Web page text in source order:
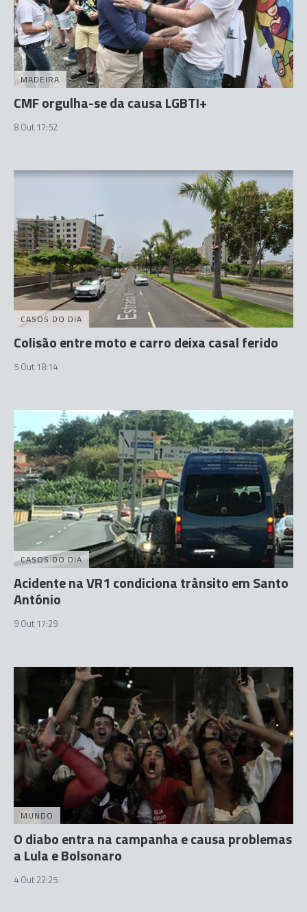
MADEIRA
CMF orgulha-se da causa LGBTI+
8 Out 17:52
CASOS DO DIA
Colisão entre moto e carro deixa casal ferido
5 Out 18:14
CASOS DO DIA
Acidente na VR1 condiciona trânsito em Santo
António
9 Out 17:29
MUNDO
O diabo entra na campanha e causa problemas
a Lula e Bolsonaro
4 Out 22:25